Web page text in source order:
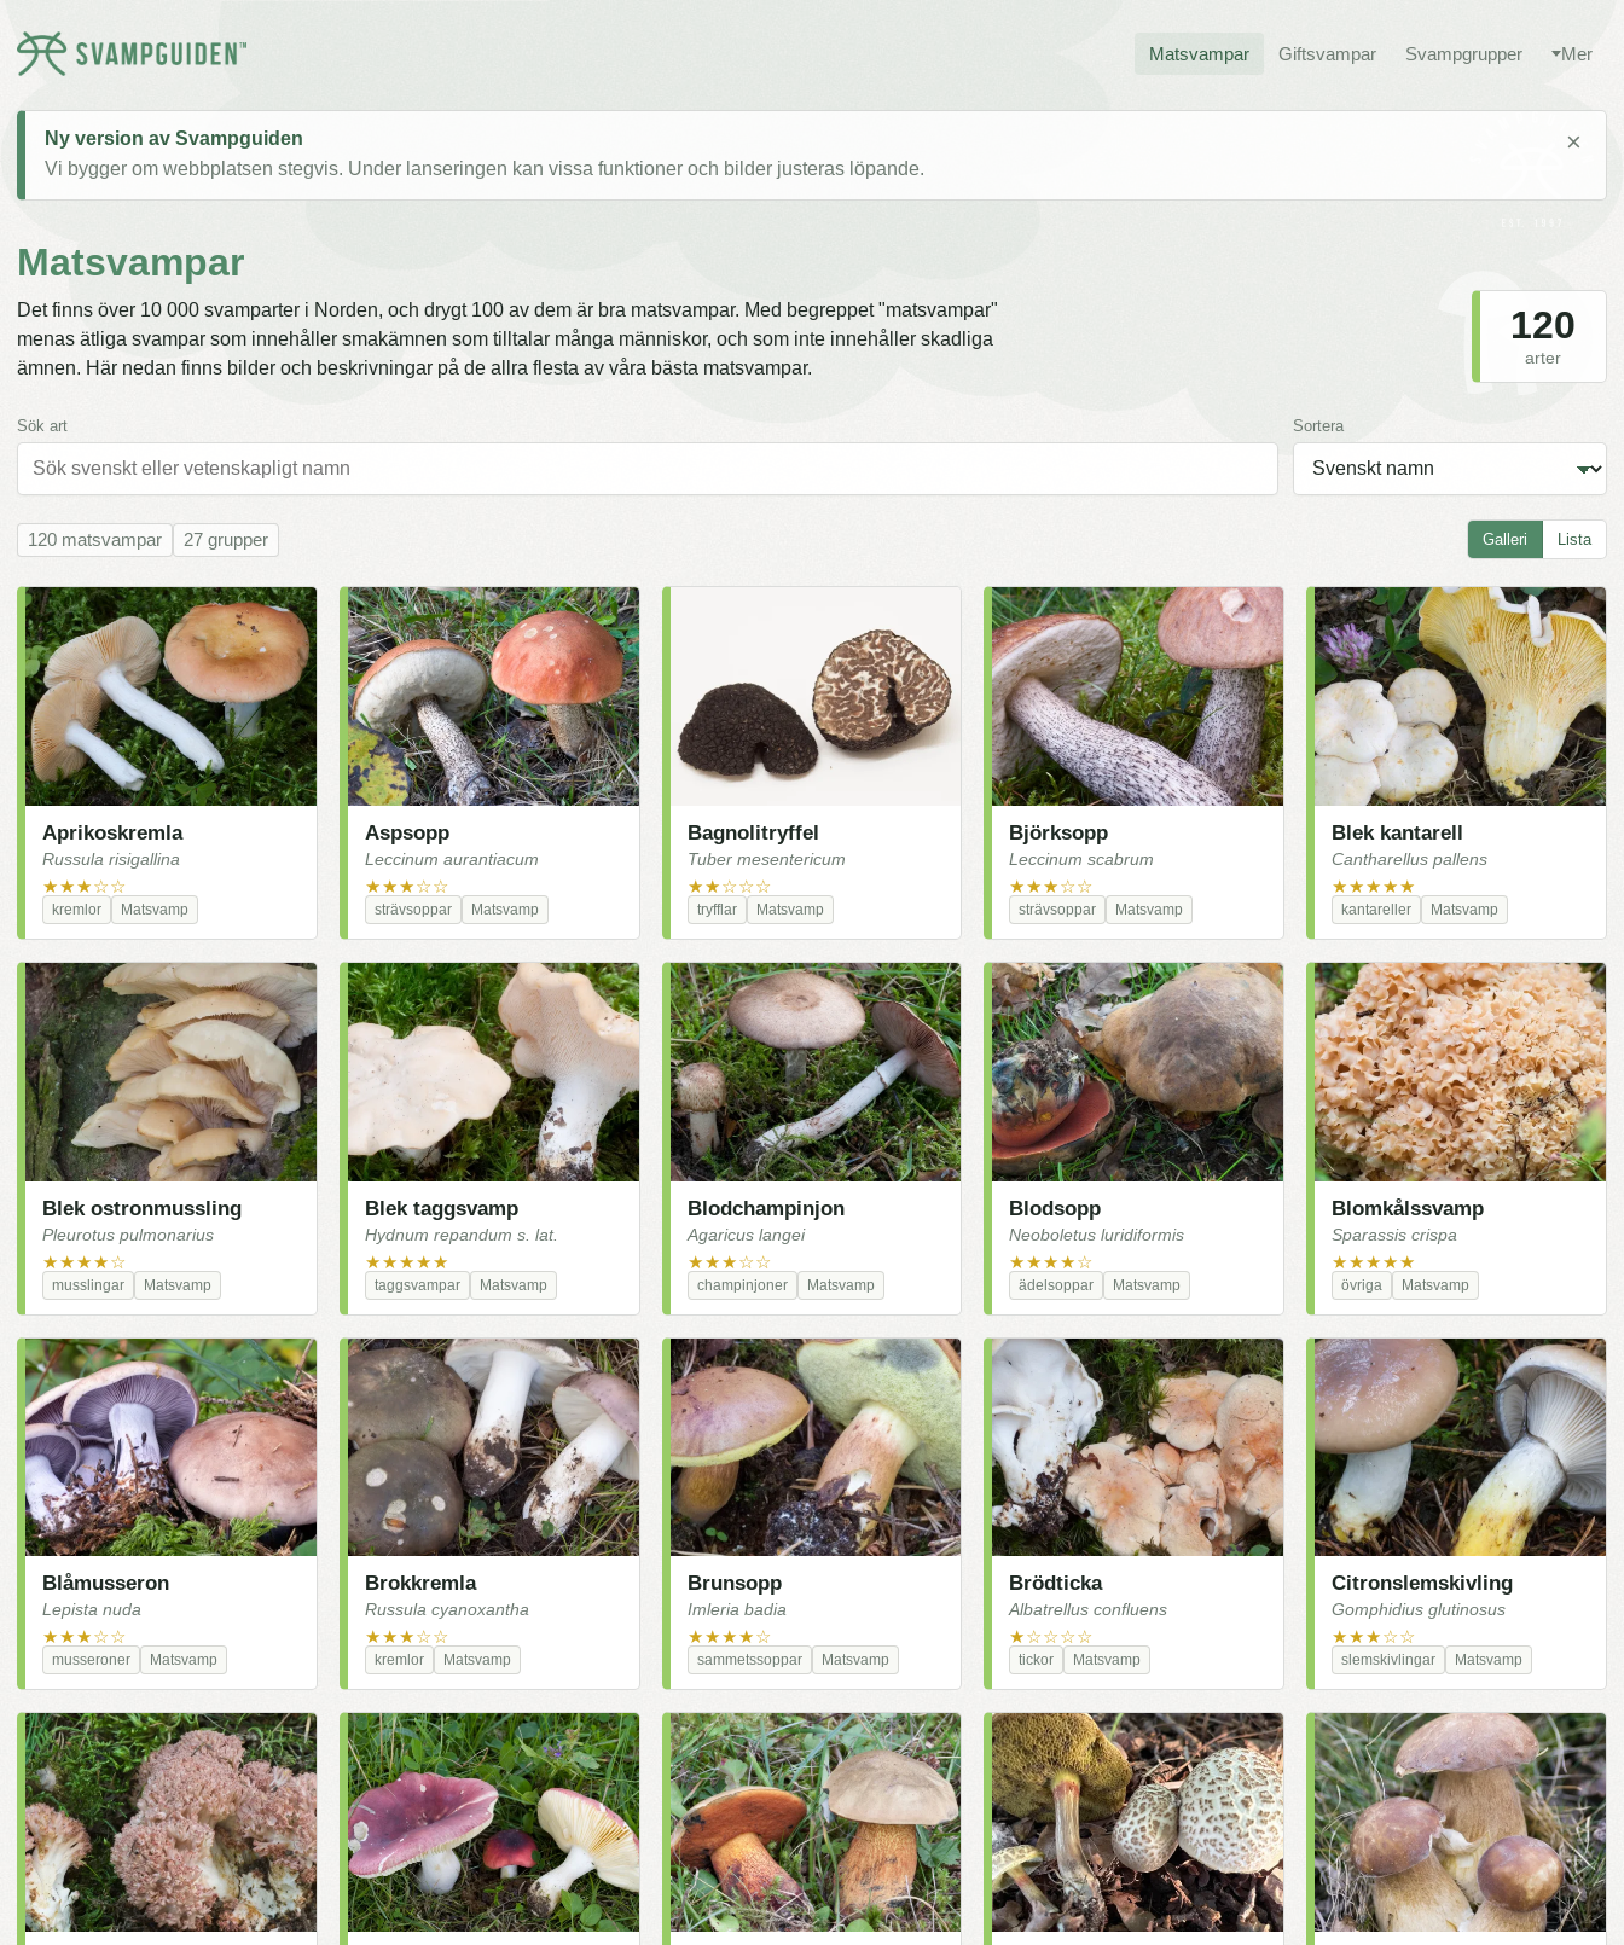
Matsvampar Giftsvampar Svampgrupper Mer
Ny version av Svampguiden
Vi bygger om webbplatsen stegvis. Under lanseringen kan vissa funktioner och bilder justeras löpande.
×
Matsvampar
Det finns över 10 000 svamparter i Norden, och drygt 100 av dem är bra matsvampar. Med begreppet "matsvampar"
menas ätliga svampar som innehåller smakämnen som tilltalar många människor, och som inte innehåller skadliga
ämnen. Här nedan finns bilder och beskrivningar på de allra flesta av våra bästa matsvampar.
120
arter
Sök art Sortera
120 matsvampar 27 grupper Galleri Lista
Aprikoskremla
Russula risigallina
★★★☆☆
kremlor Matsvamp
Aspsopp
Leccinum aurantiacum
★★★☆☆
strävsoppar Matsvamp
Bagnolitryffel
Tuber mesentericum
★★☆☆☆
tryfflar Matsvamp
Björksopp
Leccinum scabrum
★★★☆☆
strävsoppar Matsvamp
Blek kantarell
Cantharellus pallens
★★★★★
kantareller Matsvamp
Blek ostronmussling
Pleurotus pulmonarius
★★★★☆
musslingar Matsvamp
Blek taggsvamp
Hydnum repandum s. lat.
★★★★★
taggsvampar Matsvamp
Blodchampinjon
Agaricus langei
★★★☆☆
champinjoner Matsvamp
Blodsopp
Neoboletus luridiformis
★★★★☆
ädelsoppar Matsvamp
Blomkålssvamp
Sparassis crispa
★★★★★
övriga Matsvamp
Blåmusseron
Lepista nuda
★★★☆☆
musseroner Matsvamp
Brokkremla
Russula cyanoxantha
★★★☆☆
kremlor Matsvamp
Brunsopp
Imleria badia
★★★★☆
sammetssoppar Matsvamp
Brödticka
Albatrellus confluens
★☆☆☆☆
tickor Matsvamp
Citronslemskivling
Gomphidius glutinosus
★★★☆☆
slemskivlingar Matsvamp